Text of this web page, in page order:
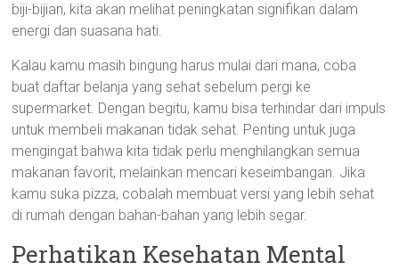
biji-bijian, kita akan melihat peningkatan signifikan dalam
energi dan suasana hati.
Kalau kamu masih bingung harus mulai dari mana, coba
buat daftar belanja yang sehat sebelum pergi ke
supermarket. Dengan begitu, kamu bisa terhindar dari impuls
untuk membeli makanan tidak sehat. Penting untuk juga
mengingat bahwa kita tidak perlu menghilangkan semua
makanan favorit, melainkan mencari keseimbangan. Jika
kamu suka pizza, cobalah membuat versi yang lebih sehat
di rumah dengan bahan-bahan yang lebih segar.
Perhatikan Kesehatan Mental